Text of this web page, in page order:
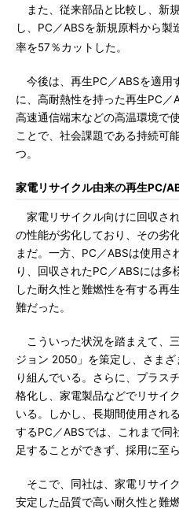
また、従来部品と比較し、新
し、PC／ABSを新規原料から製
率を57％カットした。
今後は、再生PC／ABSを適用
に、高耐熱性を持った再生PC／
高速通信端末などの高温環境で
ことで、社会課題である持続可
つ。
家電リサイクル由来の再生PC/
家電リサイクル向けに回収さ
の性能が劣化しており、その劣
まだ。一方、PC／ABSは使用さ
り、回収されたPC／ABSには
した耐久性と難燃性を有する再
難だった。
こういった状況を踏まえて、
ジョン 2050」を策定し、さま
り組んでいる。さらに、プラス
格化し、家電製品などでリサイ
いる。しかし、長期間使用され
するPC／ABSでは、これまで同
足することができず、採用に至
そこで、同社は、家電リサイ
安定した品質で高い耐久性と難